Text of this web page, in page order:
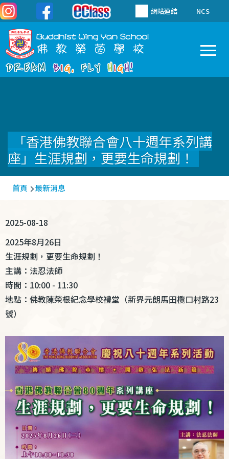
移至主內容 網站連結 NCS
「香港佛教聯合會八十週年系列講
座」生涯規劃，更要生命規劃！
導
連
結
首頁 最新消息
2025-08-18
2025年8月26日
生涯規劃，更要生命規劃！
主講：法忍法師
時間：10:00 - 11:30
地點：佛教陳榮根紀念學校禮堂（新界元朗馬田欖口村路23
號）